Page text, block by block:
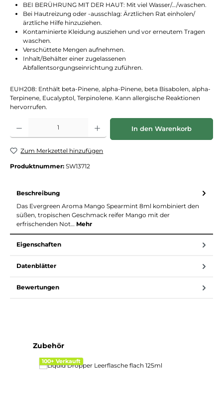
BEI BERÜHRUNG MIT DER HAUT: Mit viel Wasser/…/waschen.
Bei Hautreizung oder -ausschlag: Ärztlichen Rat einholen/
ärztliche Hilfe hinzuziehen.
Kontaminierte Kleidung ausziehen und vor erneutem Tragen
waschen.
Verschüttete Mengen aufnehmen.
Inhalt/Behälter einer zugelassenen
Abfallentsorgungseinrichtung zuführen.
EUH208: Enthält beta-Pinene, alpha-Pinene, beta Bisabolen, alpha-
Terpinene, Eucalyptol, Terpinolene. Kann allergische Reaktionen
hervorrufen.
Produkt Anzahl: Gib den gewünschten Wert ein oder benutze die
In den Warenkorb
Zum Merkzettel hinzufügen
Produktnummer: SW13712
Beschreibung
Das Evergreen Aroma Mango Spearmint 8ml kombiniert den
süßen, tropischen Geschmack reifer Mango mit der
erfrischenden Not… Mehr
Eigenschaften
Datenblätter
Bewertungen
Produktgalerie überspringen
Zubehör
100+ Verkauft